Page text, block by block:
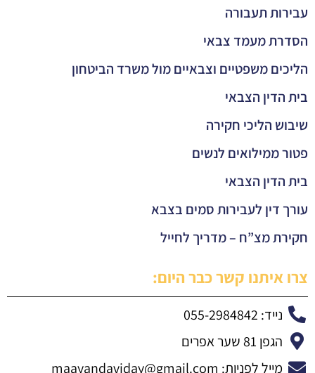
עבירות תעבורה
הסדרת מעמד צבאי
הליכים משפטיים וצבאיים מול משרד הביטחון
בית הדין הצבאי
שיבוש הליכי חקירה
פטור ממילואים לנשים
בית הדין הצבאי
עורך דין לעבירות סמים בצבא
חקירת מצ”ח – מדריך לחייל
צרו איתנו קשר כבר היום:
נייד: 055-2984842
הגפן 81 שער אפרים
מייל לפניות: maayandaviday@gmail.com